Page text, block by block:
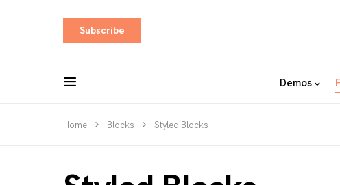
Subscribe
Demos
Home Blocks Styled Blocks